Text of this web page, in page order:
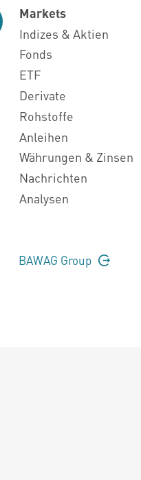
Markets
Indizes & Aktien
Fonds
ETF
Derivate
Rohstoffe
Anleihen
Währungen & Zinsen
Nachrichten
Analysen
BAWAG Group